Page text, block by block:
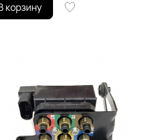
корзину